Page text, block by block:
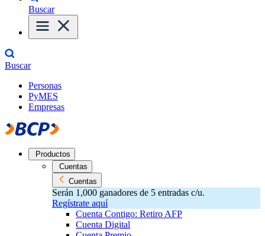
Buscar
Buscar
Personas
PyMES
Empresas
Productos
Cuentas
Cuentas
Serán 1,000 ganadores de 5 entradas c/u.
Regístrate aquí
Cuenta Contigo: Retiro AFP
Cuenta Digital